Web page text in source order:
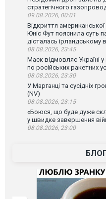
стратегічного
09.08.2026, 00:01
Відкриття
Юніс Фут пояснила суть
дісталась ірландському
08.08.2026, 23:45
Маск відмовляє Україні
по російських ракетних
08.08.2026, 23:30
У Марганці та сусідніх
(NV)
08.08.2026, 23:15
«Боюся, що буде дуже
у швидке завершення
08.08.2026, 23:00